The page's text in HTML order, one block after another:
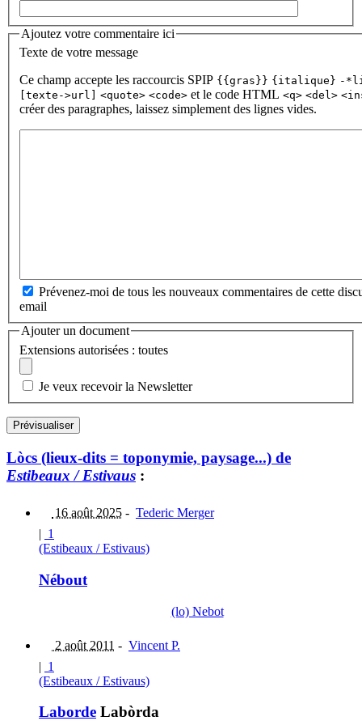
Ajoutez votre commentaire ici
Texte de votre message
Ce champ accepte les raccourcis SPIP {{gras}} {italique} -
[texte->url]
<quote> <code> et le code HTML <q> <del>
créer des paragraphes, laissez simplement des lignes vides.
Prévenez-moi de tous les nouveaux commentaires de cette
email
Ajouter un document
Extensions autorisées : toutes
Je veux recevoir la Newsletter
Lòcs (lieux-dits = toponymie, paysage...) de
Estibeaux / Estivaus :
16 août 2025 - Tederic Merger
| 1
(Estibeaux / Estivaus)
Nébout
(lo) Nebot
2 août 2011 - Vincent P.
| 1
(Estibeaux / Estivaus)
Laborde Labòrda